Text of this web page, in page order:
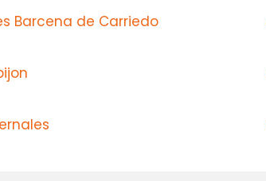
Barcena de Carriedo